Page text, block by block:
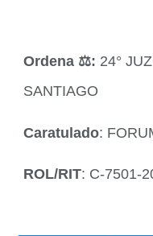
Ordena ‍⚖️: 24°
SANTIAGO
Caratulado:
ROL/RIT: C-7501-